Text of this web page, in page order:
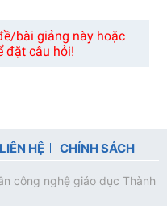
bài giảng này hoặc
đặt câu hỏi!
LIÊN HỆ CHÍNH SÁCH
công nghệ giáo dục Thành